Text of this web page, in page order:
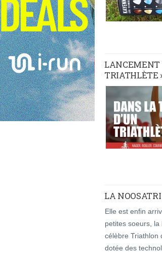
LANCEMENT
TRIATHLÈTE
LA NOOSATRI
Elle est enfin
petites soeurs, la
célèbre Triathlon
dotée des